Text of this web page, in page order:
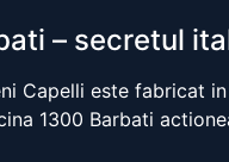
– secretul
Capelli este fabricat
1300 Barbati